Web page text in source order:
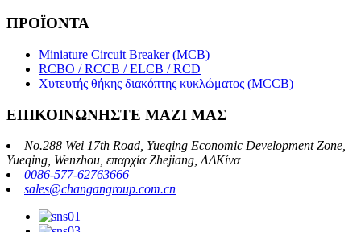
ΠΡΟΪΟΝΤΑ
Miniature Circuit Breaker (MCB)
RCBO / RCCB / ELCB / RCD
Χυτευτής θήκης διακόπτης κυκλώματος (MCCB)
ΕΠΙΚΟΙΝΩΝΗΣΤΕ ΜΑΖΙ ΜΑΣ
No.288 Wei 17th Road, Yueqing Economic Development Zone,
Yueqing, Wenzhou, επαρχία Zhejiang, ΛΔΚίνα
0086-577-62763666
sales@changangroup.com.cn